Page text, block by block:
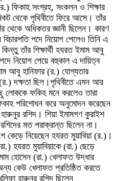
ফিকাহ সংগ্রহ, সংকলন ও শিক্ষার
থেকে পৃথিবীতে ফিরে আসে। তাঁর
থেকে অধিকতর জ্ঞানী ছিলেন। কারণ
পদে নিয়োগ পেলেও তিনি এ
তাঁর শিক্ষার্থী হযরত ইমাম আবু
নিয়োগ পেয়ে বহুকাল এ দায়িত্ব
আবু হানিফার (র.) যোগ্যতার
দক্ষতা ছিল।পৃথিবীতে এমন আর
লোককে ফকিহ মনে করলেও তারা
পরিশোধন করে অনুমোদন করেছেন
রশিদ। শিয়া ইমামগণ কুরাইশ
মত পরাক্রান্ত ছিলেন না।
নিয়েছেন হযরত মুয়াবিয়া (র.)।
হযরত মুয়াবিয়াকে (রা.) ছেড়ে
হোসেন (রা.) খেলাফত উদ্ধার
কেউ খেলাফত প্রতিষ্ঠিত করতে
হারুনুর রশিদ ছিলেন